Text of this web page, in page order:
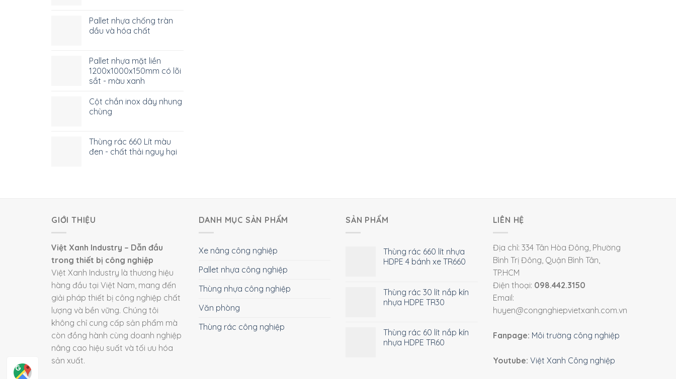
Pallet nhựa chống tràn
dầu và hóa chất
Pallet nhựa mặt liền
1200x1000x150mm có lõi
sắt - màu xanh
Cột chắn inox dây nhung
chùng
Thùng rác 660 Lít màu
đen - chất thải nguy hại
GIỚI THIỆU
Việt Xanh Industry – Dẫn đầu
trong thiết bị công nghiệp
Việt Xanh Industry là thương hiệu
hàng đầu tại Việt Nam, mang đến
giải pháp thiết bị công nghiệp chất
lượng và bền vững. Chúng tôi
không chỉ cung cấp sản phẩm mà
còn đồng hành cùng doanh nghiệp
nâng cao hiệu suất và tối ưu hóa
sản xuất.
DANH MỤC SẢN PHẨM
Xe nâng công nghiệp
Pallet nhựa công nghiệp
Thùng nhựa công nghiệp
Văn phòng
Thùng rác công nghiệp
SẢN PHẨM
Thùng rác 660 lít nhựa
HDPE 4 bánh xe TR660
Thùng rác 30 lít nắp kín
nhựa HDPE TR30
Thùng rác 60 lít nắp kín
nhựa HDPE TR60
LIÊN HỆ
Địa chỉ: 334 Tân Hòa Đông, Phường
Bình Trị Đông, Quận Bình Tân,
TP.HCM
Điện thoại: 098.442.3150
Email:
huyen@congnghiepvietxanh.com.vn
Fanpage: Môi trường công nghiệp
Youtube: Việt Xanh Công nghiệp